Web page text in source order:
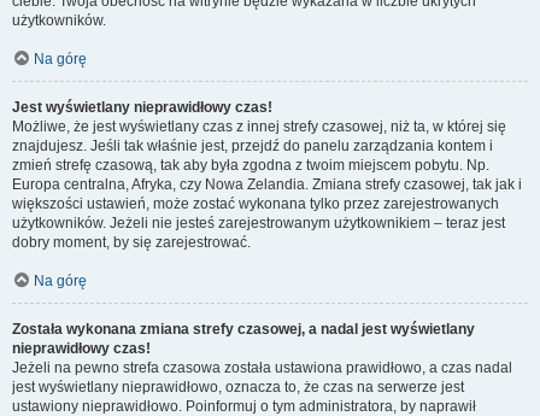
użytkowników.
Na górę
Jest wyświetlany nieprawidłowy czas!
Możliwe, że jest wyświetlany czas z innej strefy czasowej, niż ta, w której się
znajdujesz. Jeśli tak właśnie jest, przejdź do panelu zarządzania kontem i
zmień strefę czasową, tak aby była zgodna z twoim miejscem pobytu. Np.
Europa centralna, Afryka, czy Nowa Zelandia. Zmiana strefy czasowej, tak jak i
większości ustawień, może zostać wykonana tylko przez zarejestrowanych
użytkowników. Jeżeli nie jesteś zarejestrowanym użytkownikiem – teraz jest
dobry moment, by się zarejestrować.
Na górę
Została wykonana zmiana strefy czasowej, a nadal jest wyświetlany
nieprawidłowy czas!
Jeżeli na pewno strefa czasowa została ustawiona prawidłowo, a czas nadal
jest wyświetlany nieprawidłowo, oznacza to, że czas na serwerze jest
ustawiony nieprawidłowo. Poinformuj o tym administratora, by naprawił